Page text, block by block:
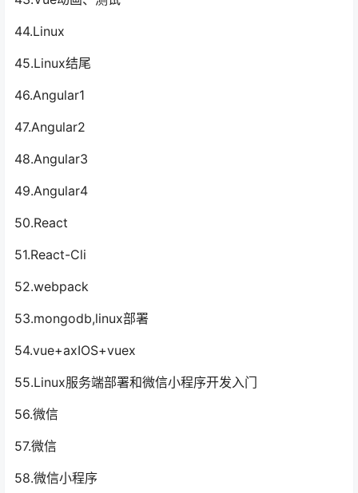
44.Linux
45.Linux结尾
46.Angular1
47.Angular2
48.Angular3
49.Angular4
50.React
51.React-Cli
52.webpack
53.mongodb,linux部署
54.vue+axIOS+vuex
55.Linux服务端部署和微信小程序开发入门
56.微信
57.微信
58.微信小程序